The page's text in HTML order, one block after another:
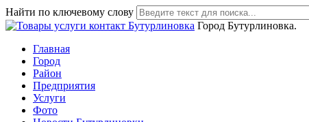
Найти по ключевому слову
Город Бутурлиновка.
Главная
Город
Район
Предприятия
Услуги
Фото